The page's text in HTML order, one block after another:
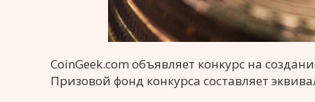
CoinGeek.com объявляет конкурс на
Призовой фонд конкурса составляет